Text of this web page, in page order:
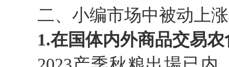
二、小编市场中被动上
1.在国体内外商品交易